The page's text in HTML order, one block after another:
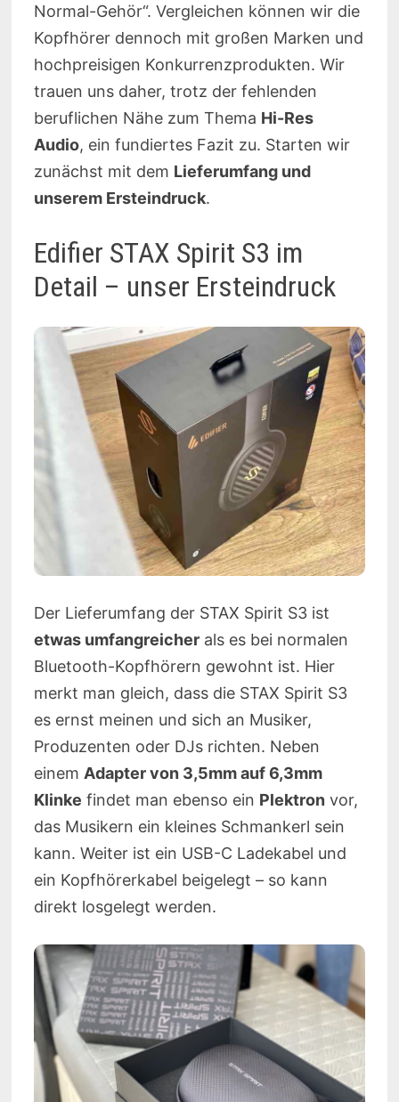
Normal-Gehör“. Vergleichen können wir die
Kopfhörer dennoch mit großen Marken und
hochpreisigen Konkurrenzprodukten. Wir
trauen uns daher, trotz der fehlenden
beruflichen Nähe zum Thema Hi-Res
Audio, ein fundiertes Fazit zu. Starten wir
zunächst mit dem Lieferumfang und
unserem Ersteindruck.
Edifier STAX Spirit S3 im
Detail – unser Ersteindruck
Der Lieferumfang der STAX Spirit S3 ist
etwas umfangreicherals es bei normalen
Bluetooth-Kopfhörern gewohnt ist. Hier
merkt man gleich, dass die STAX Spirit S3
es ernst meinen und sich an Musiker,
Produzenten oder DJs richten. Neben
einem Adapter von 3,5mm auf 6,3mm
Klinke findet man ebenso ein Plektron vor,
das Musikern ein kleines Schmankerl sein
kann. Weiter ist ein USB-C Ladekabel und
ein Kopfhörerkabel beigelegt – so kann
direkt losgelegt werden.